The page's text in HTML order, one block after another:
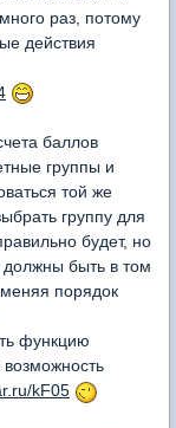
раз, потому
действия
баллов
группы и
той же
группу для
будет, но
быть в том
порядок
функцию
kF05